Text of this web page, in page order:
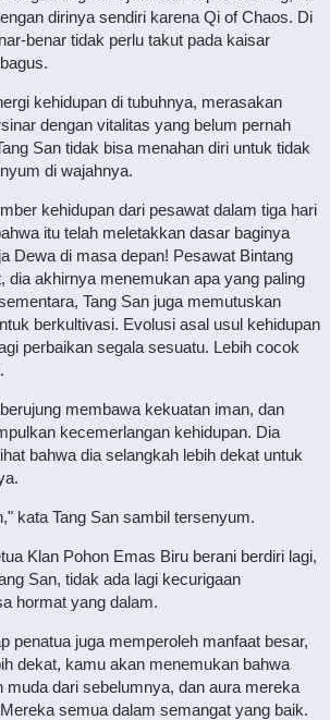
dirinya sendiri karena Qi of Chaos. Di
benar tidak perlu takut pada kaisar
kehidupan di tubuhnya, merasakan
dengan vitalitas yang belum pernah
San tidak bisa menahan diri untuk tidak
di wajahnya.
kehidupan dari pesawat dalam tiga hari
itu telah meletakkan dasar baginya
Dewa di masa depan! Pesawat Bintang
dia akhirnya menemukan apa yang paling
Tang San juga memutuskan
berkultivasi. Evolusi asal usul kehidupan
perbaikan segala sesuatu. Lebih cocok
membawa kekuatan iman, dan
kecemerlangan kehidupan. Dia
bahwa dia selangkah lebih dekat untuk
kata Tang San sambil tersenyum.
Klan Pohon Emas Biru berani berdiri lagi,
San, tidak ada lagi kecurigaan
hormat yang dalam.
penatua juga memperoleh manfaat besar,
dekat, kamu akan menemukan bahwa
muda dari sebelumnya, dan aura mereka
semua dalam semangat yang baik.